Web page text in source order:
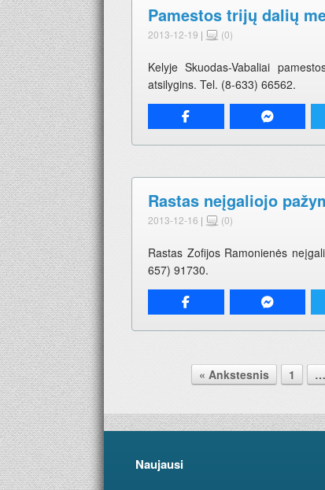
Pamestos trijų dalių
2013-12-19 | (0)
Kelyje Skuodas-Vabaliai
atsilygins. Tel. (8-633) 66562.
Rastas neįgaliojo
2013-12-16 | (0)
Rastas Zofijos Ramonienės
657) 91730.
Pranešimo navigacija.
« Ankstesnis 1 …
Naujausi